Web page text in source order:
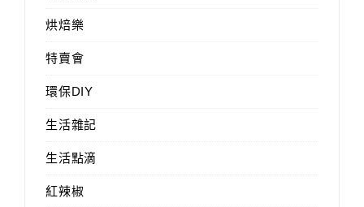
烘焙樂
特賣會
環保DIY
生活雜記
生活點滴
紅辣椒